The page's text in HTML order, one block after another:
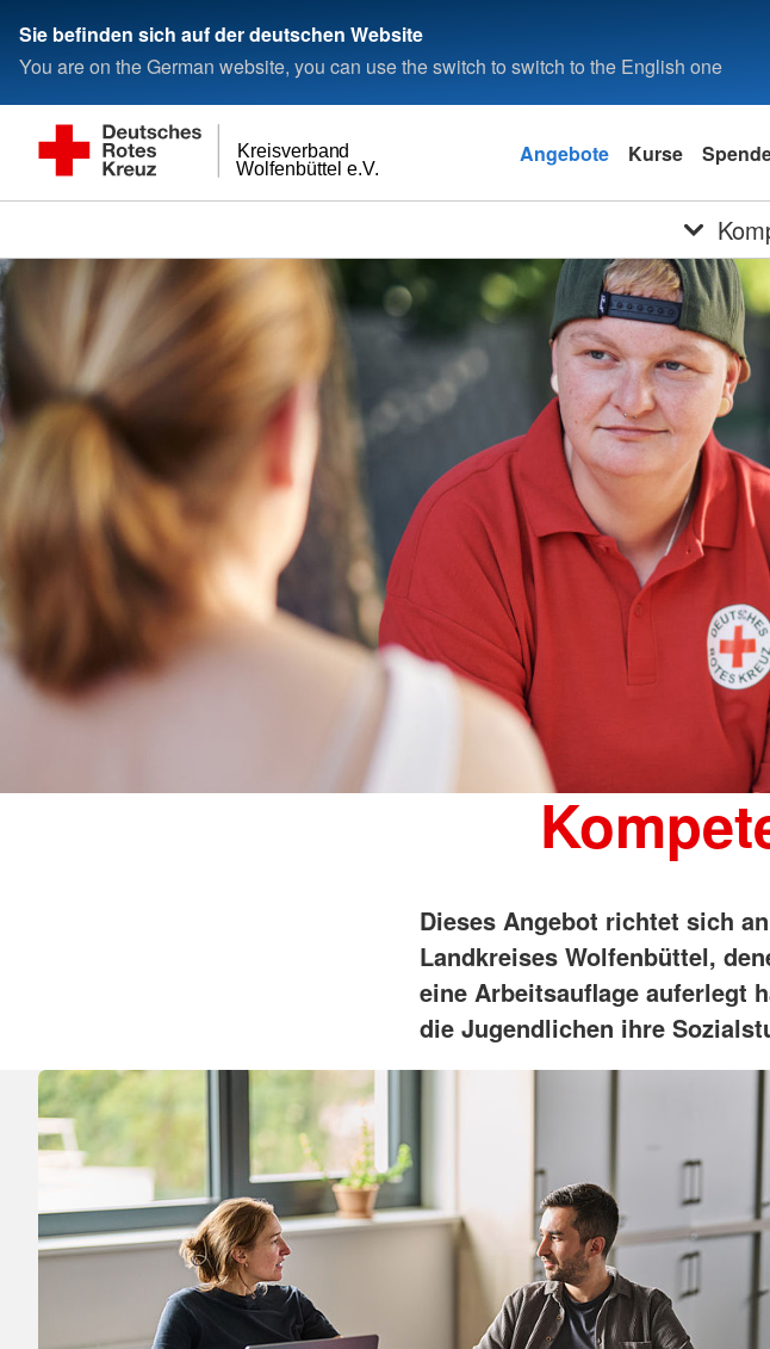
Sie befinden sich auf der deutschen Website
You are on the German website, you can use the switch to switch to the English one
Wolfenbüttel e.V.
Kreisverband Angebote Kurse
Dieses Angebot richtet sich
Landkreises Wolfenbüttel,
eine Arbeitsauflage auferlegt
die Jugendlichen ihre